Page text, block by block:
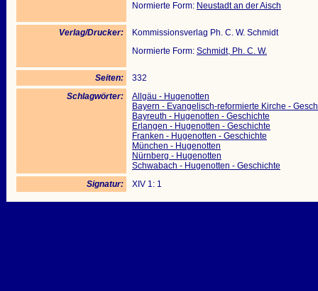
Normierte Form: Neustadt an der Aisch
Verlag/Drucker:
Kommissionsverlag Ph. C. W. Schmidt
Normierte Form: Schmidt, Ph. C. W.
Seiten:
332
Schlagwörter:
Allgäu - Hugenotten
Bayern - Evangelisch-reformierte Kirche -
Bayreuth - Hugenotten - Geschichte
Erlangen - Hugenotten - Geschichte
Franken - Hugenotten - Geschichte
München - Hugenotten
Nürnberg - Hugenotten
Schwabach - Hugenotten - Geschichte
Signatur:
XIV 1: 1